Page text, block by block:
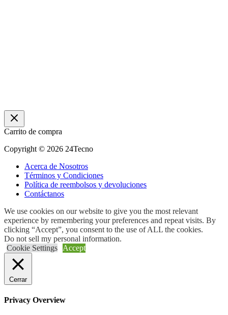
Carrito de compra
Copyright © 2026 24Tecno
Acerca de Nosotros
Términos y Condiciones
Política de reembolsos y devoluciones
Contáctanos
We use cookies on our website to give you the most relevant
experience by remembering your preferences and repeat visits. By
clicking “Accept”, you consent to the use of ALL the cookies.
Do not sell my personal information.
Cookie Settings
Accept
Cerrar
Privacy Overview